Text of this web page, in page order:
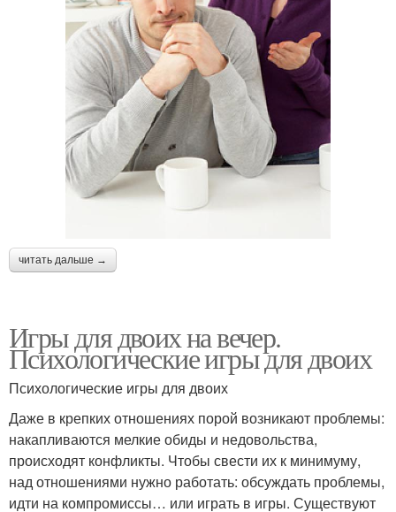
читать дальше →
Игры для двоих на вечер.
Психологические игры для двоих
Психологические игры для двоих
Даже в крепких отношениях порой возникают проблемы:
накапливаются мелкие обиды и недовольства,
происходят конфликты. Чтобы свести их к минимуму,
над отношениями нужно работать: обсуждать проблемы,
идти на компромиссы… или играть в игры. Существуют